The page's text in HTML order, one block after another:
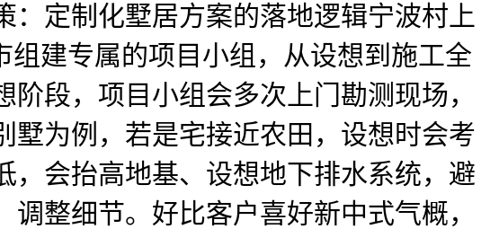
定制化墅居方案的落地逻辑宁波村上
建专属的项目小组，从设想到施工全
段，项目小组会多次上门勘测现场，
墅为例，若是宅接近农田，设想时会考
，会抬高地基、设想地下排水系统，避
整细节。好比客户喜好新中式气概，